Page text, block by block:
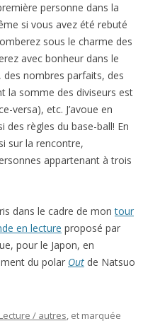
personne dans la
si vous avez été rebuté
sous le charme des
avec bonheur dans le
nombres parfaits, des
la somme des diviseurs est
versa), etc. J’avoue en
des règles du base-ball! En
sur la rencontre,
appartenant à trois
dans le cadre de montour
en lecture proposé par
pour le Japon, en
du polar Out de Natsuo
Lecture / autres, et marquée